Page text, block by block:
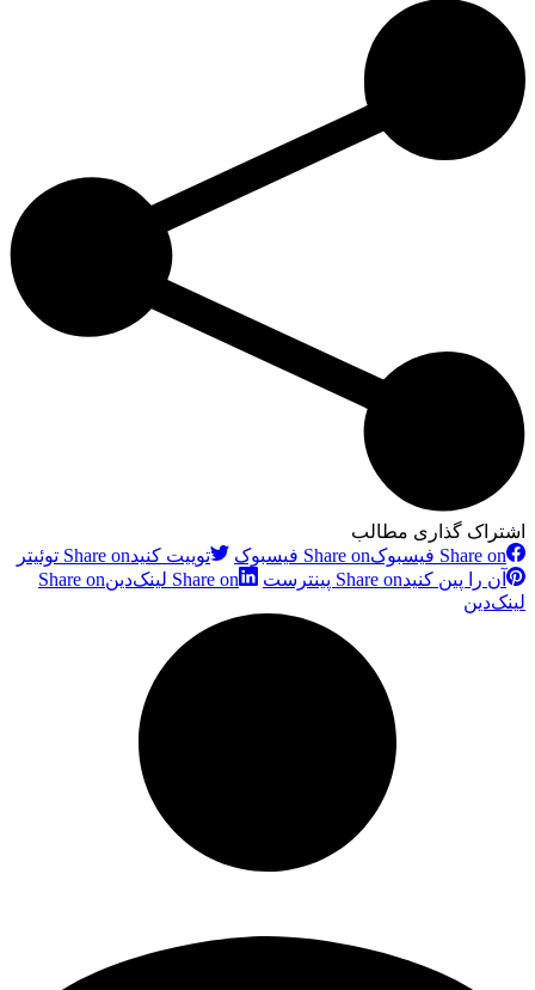
اشتراک گذاری مطالب
Share on فیسبوک
Share on فیسبوک توییت کنیدShare on توئیتر
آن را پین کنیدShare on پینترست Share on لینک‌دین
Share on
لینک‌دین